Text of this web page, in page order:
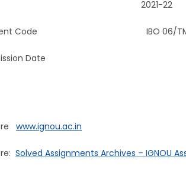
2021-22
Code IBO 06/TMA/
Date For the
www.ignou.ac.in
Solved Assignments Archives – IGNOU